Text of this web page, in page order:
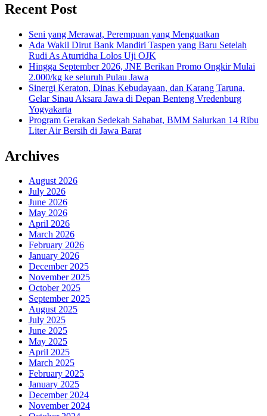
Recent Post
Seni yang Merawat, Perempuan yang Menguatkan
Ada Wakil Dirut Bank Mandiri Taspen yang Baru Setelah
Rudi As Aturridha Lolos Uji OJK
Hingga September 2026, JNE Berikan Promo Ongkir Mulai
2.000/kg ke seluruh Pulau Jawa
Sinergi Keraton, Dinas Kebudayaan, dan Karang Taruna,
Gelar Sinau Aksara Jawa di Depan Benteng Vredenburg
Yogyakarta
Program Gerakan Sedekah Sahabat, BMM Salurkan 14 Ribu
Liter Air Bersih di Jawa Barat
Archives
August 2026
July 2026
June 2026
May 2026
April 2026
March 2026
February 2026
January 2026
December 2025
November 2025
October 2025
September 2025
August 2025
July 2025
June 2025
May 2025
April 2025
March 2025
February 2025
January 2025
December 2024
November 2024